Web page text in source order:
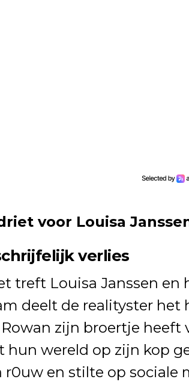
voor Louisa
verlies
treft Louisa Janssen en
deelt de realityster het
zijn broertje heeft
hun wereld op zijn kop
r0uw en stilte op sociale